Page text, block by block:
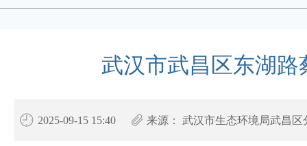
武汉市武昌区东湖
2025-09-15 15:40 来源： 武汉市生态环境局武昌区